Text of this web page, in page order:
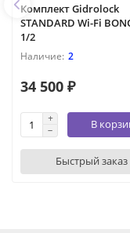
Комплект Gidrolock
STANDARD Wi-Fi
1/2
2
34 500 ₽
В
Быстрый заказ